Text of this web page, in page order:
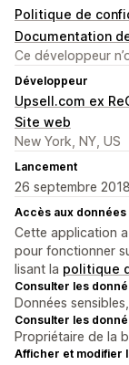
Politique de
Documentation
Ce développeur
Développeur
Upsell.com ex
Site web
New York, NY, US
Lancement
26 septembre 2018
Accès aux données
Cette application
pour fonctionner
lisant la politique
Consulter les
Données
Consulter les
Propriétaire de la
Afficher et modifier